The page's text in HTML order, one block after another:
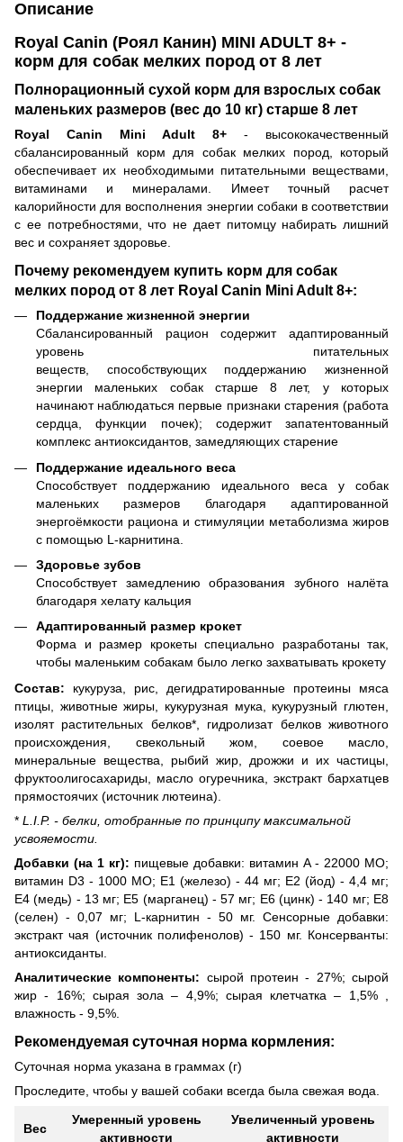
Описание
Royal Canin (Роял Канин) MINI ADULT 8+ -
корм для собак мелких пород от 8 лет
Полнорационный сухой корм для взрослых собак
маленьких размеров (вес до 10 кг) старше 8 лет
Royal Canin Mini Adult 8+ - высококачественный
сбалансированный корм для собак мелких пород, который
обеспечивает их необходимыми питательными веществами,
витаминами и минералами. Имеет точный расчет
калорийности для восполнения энергии собаки в соответствии
с ее потребностями, что не дает питомцу набирать лишний
вес и сохраняет здоровье.
Почему рекомендуем купить корм для собак
мелких пород от 8 лет Royal Canin Mini Adult 8+:
Поддержание жизненной энергии
Сбалансированный рацион содержит адаптированный
уровень питательных
веществ, способствующих поддержанию жизненной
энергии маленьких собак старше 8 лет, у которых
начинают наблюдаться первые признаки старения (работа
сердца, функции почек); содержит запатентованный
комплекс антиоксидантов, замедляющих старение
Поддержание идеального веса
Способствует поддержанию идеального веса у собак
маленьких размеров благодаря адаптированной
энергоёмкости рациона и стимуляции метаболизма жиров
с помощью L-карнитина.
Здоровье зубов
Способствует замедлению образования зубного налёта
благодаря хелату кальция
Адаптированный размер крокет
Форма и размер крокеты специально разработаны так,
чтобы маленьким собакам было легко захватывать крокету
Состав:
кукуруза, рис, дегидратированные протеины мяса
птицы, животные жиры, кукурузная мука, кукурузный глютен,
изолят растительных белков*, гидролизат белков животного
происхождения, свекольный жом, соевое масло,
минеральные вещества, рыбий жир, дрожжи и их частицы,
фруктоолигосахариды, масло огуречника, экстракт бархатцев
прямостоячих (источник лютеина).
* L.I.P. - белки, отобранные по принципу максимальной
усвояемости.
Добавки (на 1 кг): пищевые добавки: витамин A - 22000 MO;
витамин D3 - 1000 MO; E1 (железо) - 44 мг; E2 (йод) - 4,4 мг;
E4 (медь) - 13 мг; E5 (марганец) - 57 мг; E6 (цинк) - 140 мг; E8
(селен) - 0,07 мг; L-карнитин - 50 мг. Сенсорные добавки:
экстракт чая (источник полифенолов) - 150 мг. Консерванты:
антиоксиданты.
Аналитические компоненты: сырой протеин - 27%; сырой
жир - 16%; сырая зола – 4,9%; сырая клетчатка – 1,5% ,
влажность - 9,5%.
Рекомендуемая суточная норма кормления:
Суточная норма указана в граммах (г)
Проследите, чтобы у вашей собаки всегда была свежая вода.
Вес
Умеренный уровень
активности
Увеличенный уровень
активности